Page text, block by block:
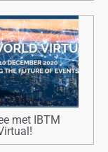
met IBTM